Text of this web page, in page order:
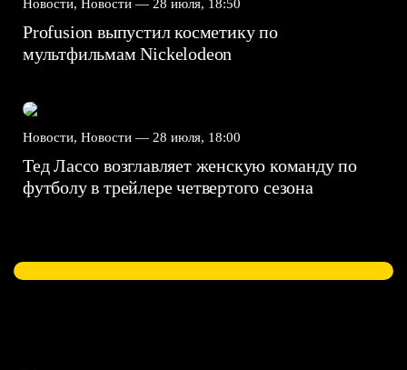
Новости, Новости — 28 июля, 18:50
Profusion выпустил косметику по
мультфильмам Nickelodeon
Новости, Новости — 28 июля, 18:00
Тед Лассо возглавляет женскую команду по
футболу в трейлере четвертого сезона